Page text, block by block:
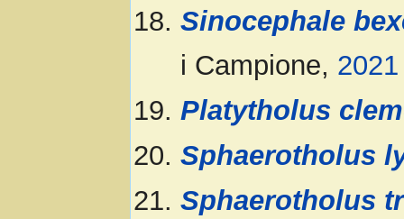
Sinocephale
i Campione, 2021
Platytholus
Sphaerotholus
Sphaerotholus